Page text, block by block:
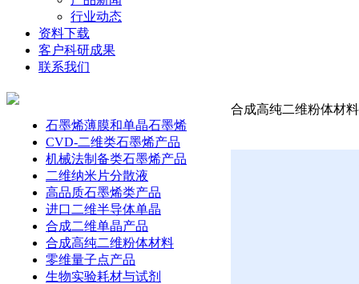
行业动态
资料下载
客户科研成果
联系我们
石墨烯薄膜和单晶石墨烯
CVD-二维类石墨烯产品
机械法制备类石墨烯产品
二维纳米片分散液
高品质石墨烯类产品
进口二维半导体单晶
合成二维单晶产品
合成高纯二维粉体材料
零维量子点产品
生物实验耗材与试剂
合成高纯二维粉体材